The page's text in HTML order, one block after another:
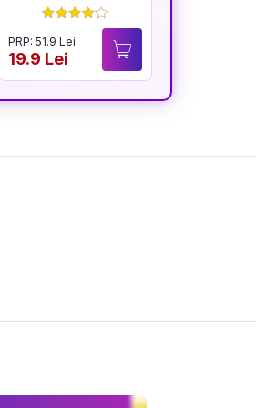
PRP: 51.9 Lei
19.9 Lei